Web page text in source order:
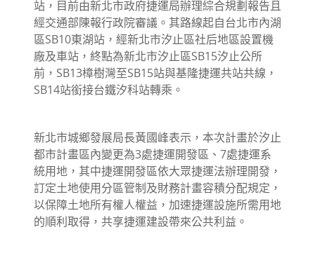
站，目前由新北市政府捷運局辦理綜合規劃報告且
經交通部陳報行政院審議。其路線起自台北市內湖
區SB10東湖站，經新北市汐止區社后地區設置機
廠及車站，終點為新北市汐止區SB15汐止公所
前，SB13樟樹灣至SB15站與基隆捷運共站共線，
SB14站銜接台鐵汐科站轉乘。
新北市城鄉發展局長黃國峰表示，本次計畫於汐止
都市計畫區內變更為3處捷運開發區、7處捷運系
統用地，其中捷運開發區依大眾捷運法辦理開發，
訂定土地使用分區管制及財務計畫容積分配規定，
以保障土地所有權人權益，加速捷運設施所需用地
的順利取得，共享捷運建設帶來公共利益。